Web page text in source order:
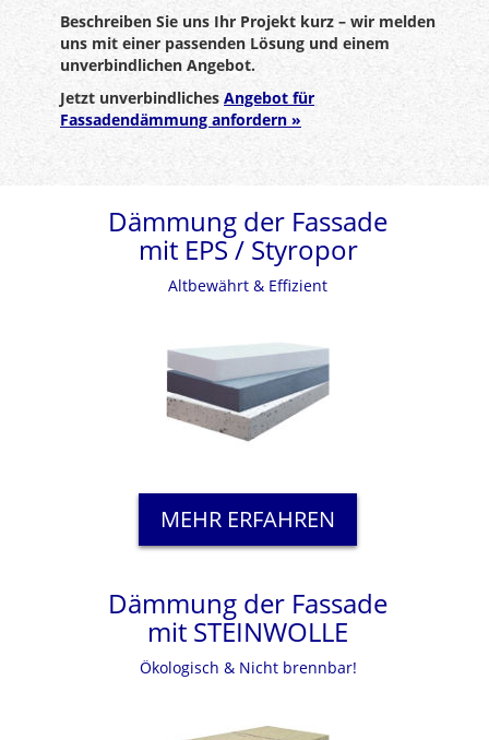
Beschreiben Sie uns Ihr Projekt kurz – wir melden
uns mit einer passenden Lösung und einem
unverbindlichen Angebot.
Jetzt unverbindliches Angebot für
Fassadendämmung anfordern »
Dämmung der Fassade
mit EPS / Styropor
Altbewährt & Effizient
MEHR ERFAHREN
Dämmung der Fassade
mit STEINWOLLE
Ökologisch & Nicht brennbar!